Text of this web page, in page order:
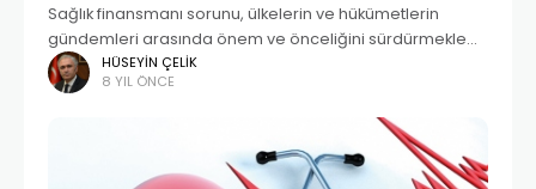
Sağlık finansmanı sorunu, ülkelerin ve hükümetlerin
gündemleri arasında önem ve önceliğini sürdürmekle
birlikte kronik hastalıkların, yaşlanmanın ve sağlık
enflasyonundaki artışın getirdiği riskler nedeniyle
hükümetleri çok daha büyük sınamalarla karşı karşıya
HÜSEYIN ÇELIK
8 YIL ÖNCE